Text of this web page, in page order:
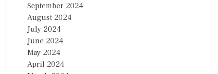
September 2024
August 2024
July 2024
June 2024
May 2024
April 2024